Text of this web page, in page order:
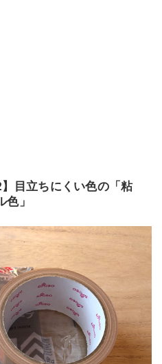
】目立ちにくい色の「粘
」